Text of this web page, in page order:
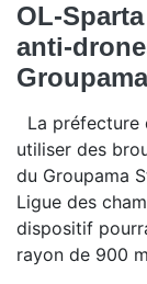
OL-
anti-
La préfecture
utiliser des
du Groupama
Ligue des
dispositif
rayon de 900